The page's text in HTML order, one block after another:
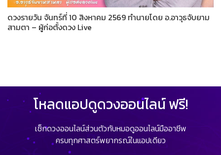
ดวงรายวัน จันทร์ที่ 10 สิงหาคม 2569 ทำนายโดย อ.อาวุธจับยาม
สามตา – ผู้ก่อตั้งดวง Live
โหลดแอปดูดวงออนไลน์ ฟรี!
เช็กดวงออนไลน์ส่วนตัวกับหมอดูออนไลน์มืออาชีพ
ครบทุกศาสตร์พยากรณ์ในแอปเดียว